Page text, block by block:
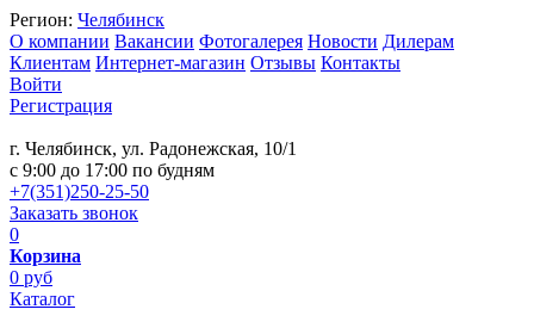
Регион: Челябинск
О компании Вакансии Фотогалерея Новости Дилерам
Клиентам Интернет-магазин Отзывы Контакты
Войти
Регистрация
г. Челябинск, ул. Радонежская, 10/1
c 9:00 до 17:00 по будням
+7(351)250-25-50
Заказать звонок
0
Корзина
0 руб
Каталог